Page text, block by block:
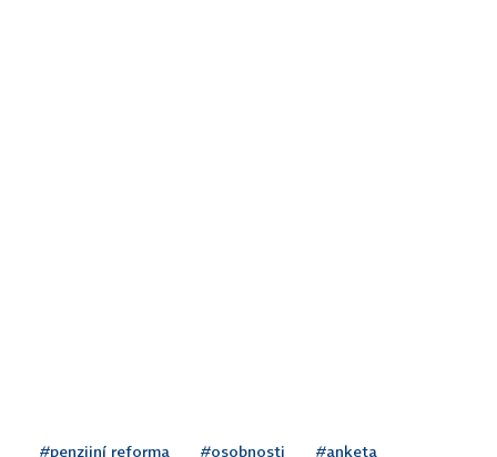
#penzijní reforma #osobnosti #anketa